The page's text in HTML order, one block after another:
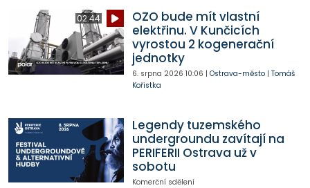
02:44
OZO bude mít vlastní
elektřinu. V Kunčicích
vyrostou 2 kogenerační
jednotky
6. srpna 2026 10:06 | Ostrava-město| Tomáš
Kořistka
Legendy tuzemského
undergroundu zavítají na
PERIFERII Ostrava už v
sobotu
Komerční sdělení